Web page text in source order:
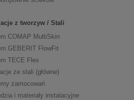
z tworzyw / Stali
COMAP MultiSkin
GEBERIT FlowFit
TECE Flex
ze stali (główne)
zamocowań
i materiały instalacyjne